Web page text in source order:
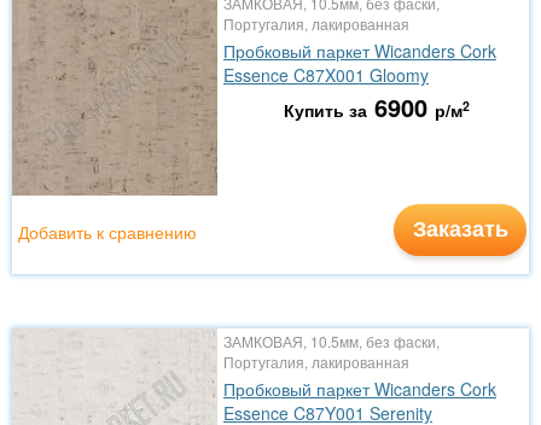
Португалия, лакированная
Пробковый паркет Wicanders Cork
Essence C87X001 Gloomy
Купить за 6900 р/м2
Заказать
Добавить к сравнению
ЗАМКОВАЯ, 10.5мм, без фаски,
Португалия, лакированная
Пробковый паркет Wicanders Cork
Essence C87Y001 Serenity